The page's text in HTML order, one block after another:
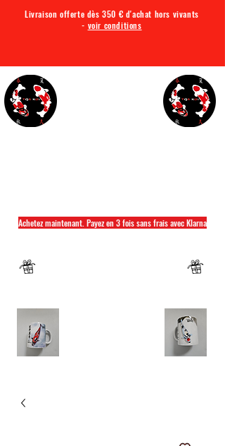
Livraison offerte dès 350 € d'achat hors vivants
- voir conditions
Achetez maintenant. Payez en 3 fois sans frais avec Klarna